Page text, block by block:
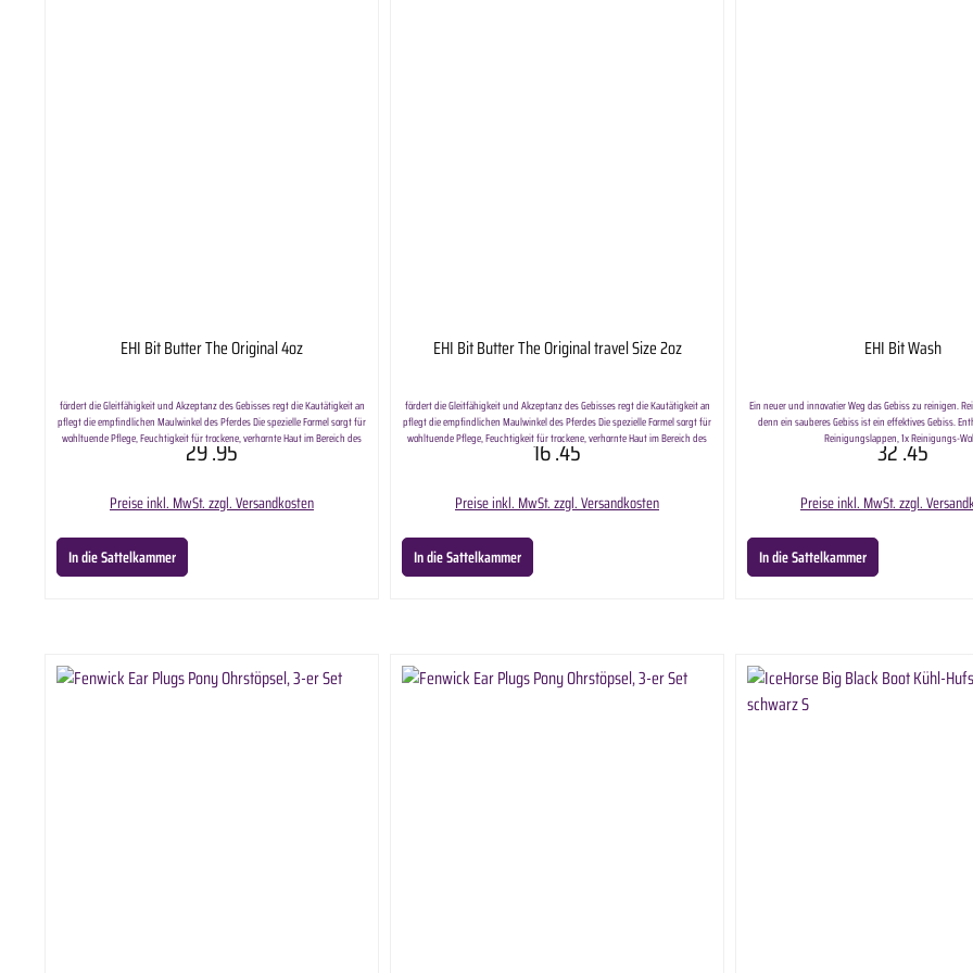
EHI Bit Butter The Original 4oz
fördert die Gleitfähigkeit und Akzeptanz des Gebisses regt die Kautätigkeit an
pflegt die empfindlichen Maulwinkel des Pferdes Die spezielle Formel sorgt für
wohltuende Pflege, Feuchtigkeit für trockene, verhornte Haut im Bereich des
Pferdemauls. Wohlschmeckende Mischung fördert die Akzeptanz und
29.95
Preise inkl. MwSt. zzgl. Versandkosten
In die Sattelkammer
EHI Bit Butter The Original travel Size 2oz
fördert die Gleitfähigkeit und Akzeptanz des Gebisses regt die Kautätigkeit an
pflegt die empfindlichen Maulwinkel des Pferdes Die spezielle Formel sorgt für
wohltuende Pflege, Feuchtigkeit für trockene, verhornte Haut im Bereich des
Pferdemauls. Wohlschmeckende Mischung fördert die Akzeptanz und
16.45
Preise inkl. MwSt. zzgl. Versandkosten
In die Sattelkammer
EHI Bit Wash
Ein neuer und innovatier Weg das Gebiss zu reinigen.
denn ein sauberes Gebiss ist ein effektives Gebiss.
Reinigungslappen, 1x Reinigungs-
32.45
Preise inkl. MwSt. zzgl.
In die Sattelkammer